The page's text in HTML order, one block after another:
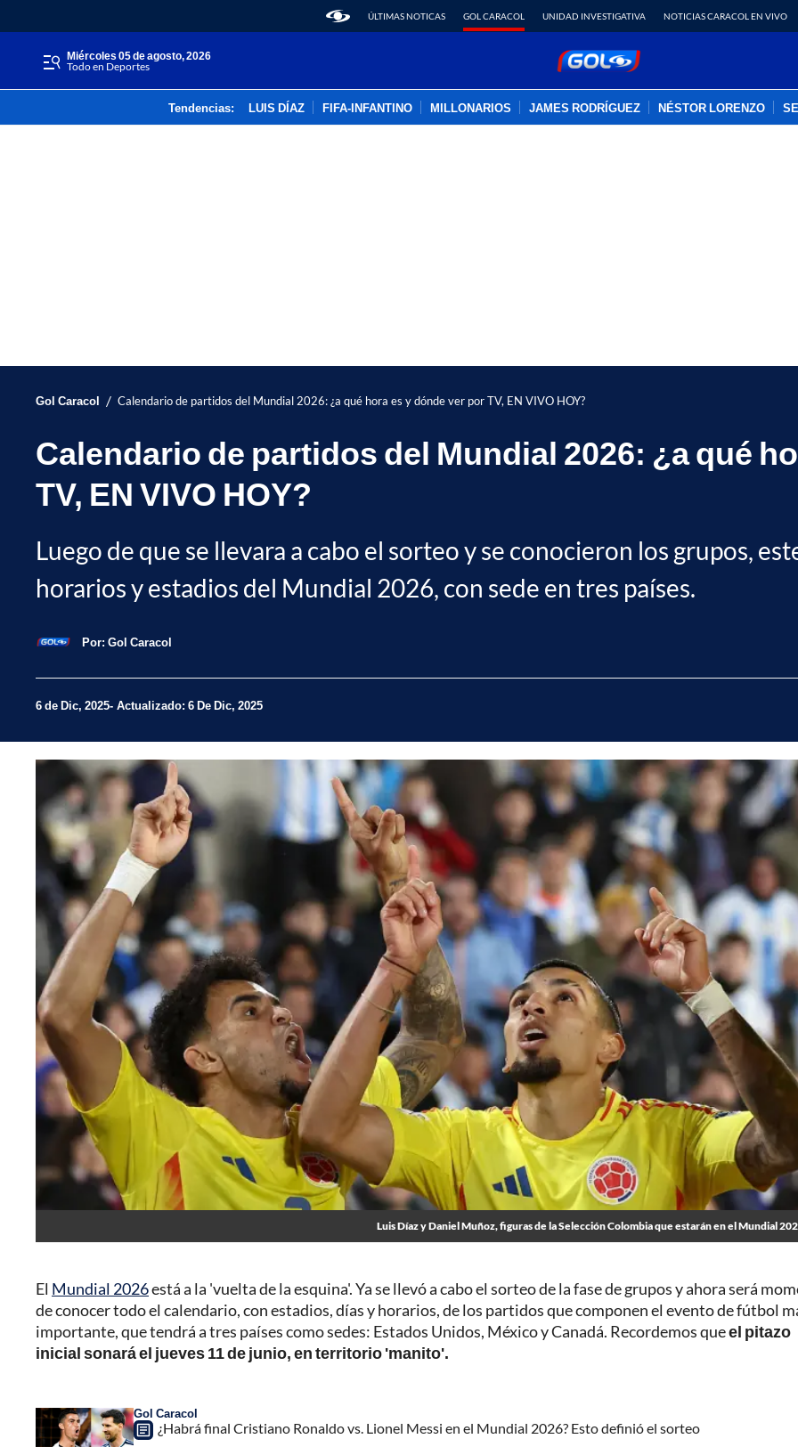
ÚLTIMAS NOTICAS GOL CARACOL UNIDAD INVESTIGATIVA NOTICIAS CARACOL EN VIVO
miércoles 05 de agosto, 2026
Todo en Deportes
Tendencias: LUIS DÍAZ FIFA-INFANTINO MILLONARIOS JAMES RODRÍGUEZ NÉSTOR LORENZO
Gol Caracol / Calendario de partidos del Mundial 2026: ¿a qué hora es y dónde ver por TV, EN VIVO HOY?
Calendario de partidos del Mundial 2026: ¿a qué
TV, EN VIVO HOY?
Luego de que se llevara a cabo el sorteo y se conocieron los grupos,
horarios y estadios del Mundial 2026, con sede en tres países.
Por: Gol Caracol
6 de Dic, 2025 Actualizado: 6 De Dic, 2025
Luis Díaz y Daniel Muñoz, figuras de la Selección Colombia que estarán en el Mundial
El Mundial 2026está a la 'vuelta de la esquina'. Ya se llevó a cabo el sorteo de la fase de grupos y ahora será
de conocer todo el calendario, con estadios, días y horarios, de los partidos que componen el evento de fútbol
importante, que tendrá a tres países como sedes: Estados Unidos, México y Canadá. Recordemos queel pitazo
inicial sonará el jueves 11 de junio, en territorio 'manito'.
Gol Caracol
¿Habrá final Cristiano Ronaldo vs. Lionel Messi en el Mundial 2026? Esto definió el sorteo